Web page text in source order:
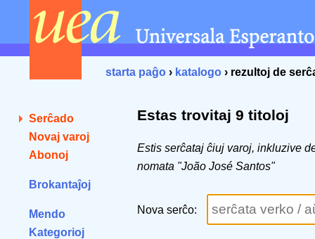
starta paĝo › katalogo › rezultoj de
Serĉado
Novaj varoj
Abonoj
Brokantaĵoj
Mendo
Kategorioj
Estas trovitaj 9 titoloj
Estis serĉataj ĉiuj varoj, inkluzive
nomata "João José Santos"
Nova serĉo: